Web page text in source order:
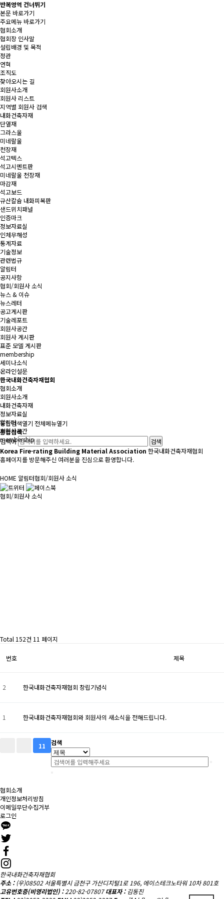
반복영역 건너뛰기
본문 바로가기
주요메뉴 바로가기
협회소개
협회장 인사말
설립배경 및 목적
정관
연혁
조직도
찾아오시는 길
회원사소개
회원사 리스트
지역별 회원사 검색
내화건축자재
단열재
그라스울
미네랄울
천장재
석고텍스
석고시멘트판
미네랄울 천장재
마감재
석고보드
규산칼슘 내화피복판
샌드위치패널
인증마크
정보자료실
인체무해성
통계자료
기술정보
관련법규
알림터
공지사항
협회/회원사 소식
뉴스 & 이슈
뉴스레터
공고게시판
기술레포트
회원사공간
회원사 게시판
표준 모델 게시판
membership
세미나소식
온라인설문
한국내화건축자재협회
협회소개
회원사소개
내화건축자재
정보자료실
알림터
회원사공간
membership
통합검색열기 전체메뉴열기
통합검색
검색어
Korea Fire-rating Building Material Association 한국내화건축자재협회
홈페이지를 방문해주신 여러분을 진심으로 환영합니다.
HOME 알림터협회/회원사 소식
협회/회원사 소식
Total 152건 11 페이지
번호 제목
2 한국내화건축자재협회 창립기념식
1 한국내화건축자재협회와 회원사의 새소식을 전해드립니다.
11 검색
협회소개
개인정보처리방침
이메일무단수집거부
로그인
한국내화건축자재협회
주소 : (우)08502 서울특별시 금천구 가산디지털1로 196, 에이스테크노타워 10차 801호
고유번호증(비영리법인) :220-82-07807 대표자 : 김동진